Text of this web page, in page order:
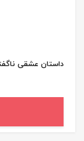
داستان عشقی